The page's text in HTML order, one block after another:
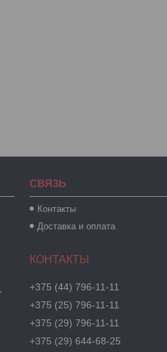
СВЯЗЬ
Контакты
Доставка и оплата
+375 (44) 796-11-11
+375 (25) 796-11-11
+375 (29) 796-11-11
+375 (29) 644-68-25